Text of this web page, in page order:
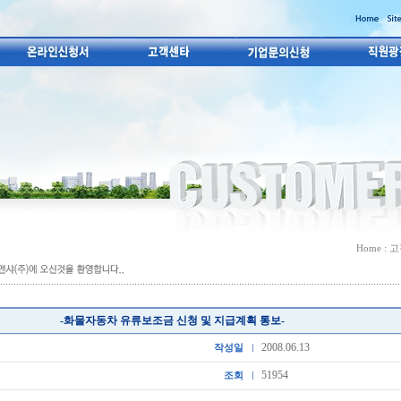
Home :
-화물자동차 유류보조금 신청 및 지급계획 통보-
작성일 2008.06.13
조회 51954